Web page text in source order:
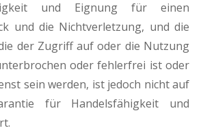
und Eignung für einen
und die Nichtverletzung, und die
der Zugriff auf oder die Nutzung
oder fehlerfrei ist oder
sein werden, ist jedoch nicht auf
für Handelsfähigkeit und